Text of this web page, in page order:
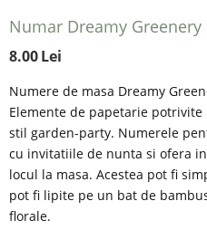
Numar Dreamy Greenery
8.00Lei
Numere de masa Dreamy
Elemente de papetarie
stil garden-party. Numerele
cu invitatiile de nunta si ofera
locul la masa. Acestea pot fi
pot fi lipite pe un bat de
florale.